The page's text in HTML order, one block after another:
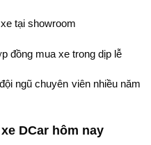
tại showroom
đồng mua xe trong dịp lễ
ngũ chuyên viên nhiều năm
DCar hôm nay